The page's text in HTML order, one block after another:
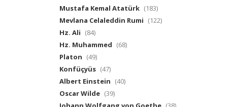
Mustafa Kemal Atatürk (183)
Mevlana Celaleddin Rumi (122)
Hz. Ali (84)
Hz. Muhammed (68)
Platon (49)
Konfüçyüs (47)
Albert Einstein (40)
Oscar Wilde (39)